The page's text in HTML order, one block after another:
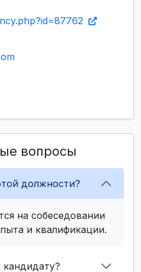
вопросы
должности?
на собеседовании
и квалификации.
кандидату?